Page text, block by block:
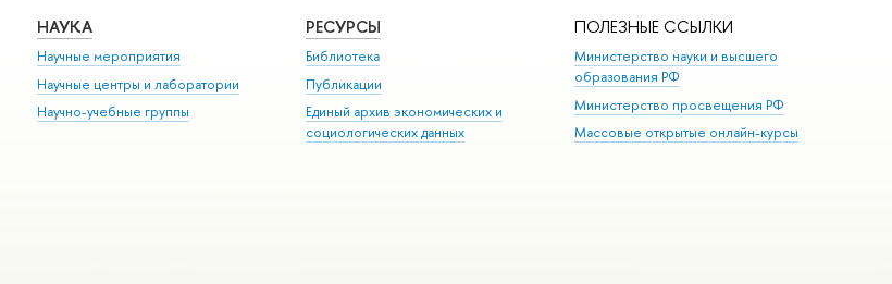
НАУКА
Научные мероприятия
Научные центры и лаборатории
Научно-учебные группы
РЕСУРСЫ
Библиотека
Публикации
Единый архив экономических и
социологических данных
ПОЛЕЗНЫЕ ССЫЛКИ
Министерство науки и высшего
образования РФ
Министерство просвещения РФ
Массовые открытые онлайн-курсы